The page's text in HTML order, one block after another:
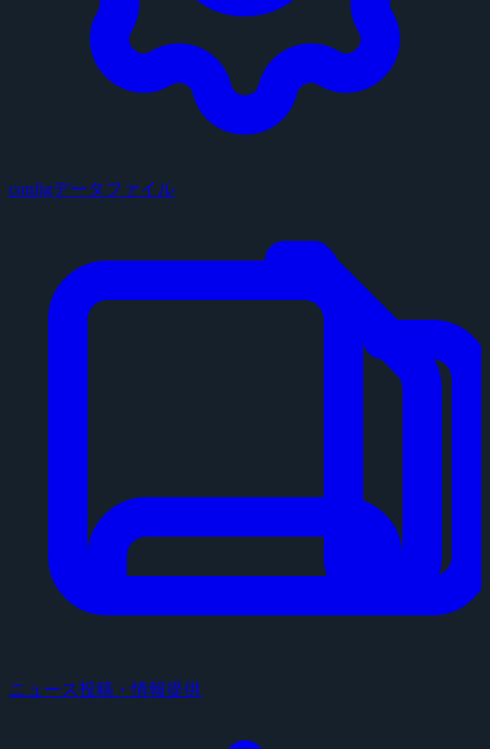
configデータファイル
ニュース投稿・情報提供